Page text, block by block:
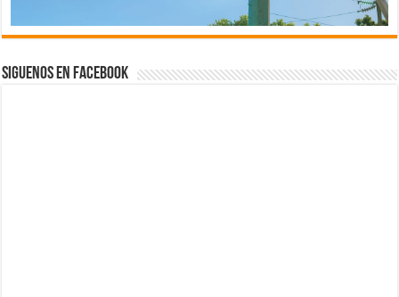
Siguenos en Facebook